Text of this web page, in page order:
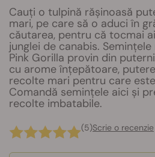
Cauți o tulpină rășinoasă
mari, pe care să o aduci în
căutarea, pentru că tocmai
junglei de canabis.
Pink Gorilla provin din
cu arome înțepătoare,
recolte mari pentru care
Comandă semințele aici și
recolte imbatabile.
(5)Scrie o recenzie